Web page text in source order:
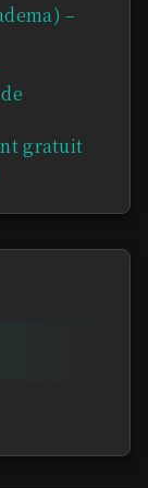
–
gratuit